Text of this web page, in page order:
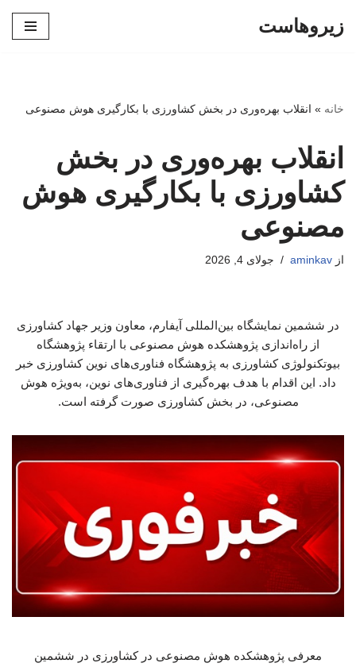
زیروهاست
خانه » انقلاب بهره‌وری در بخش کشاورزی با بکارگیری هوش مصنوعی
انقلاب بهره‌وری در بخش
کشاورزی با بکارگیری هوش
مصنوعی
از aminkav جولای 4, 2026
در ششمین نمایشگاه بین‌المللی آیفارم، معاون وزیر جهاد کشاورزی
از راه‌اندازی پژوهشکده هوش مصنوعی با ارتقاء پژوهشگاه
بیوتکنولوژی کشاورزی به پژوهشگاه فناوری‌های نوین کشاورزی خبر
داد. این اقدام با هدف بهره‌گیری از فناوری‌های نوین، به‌ویژه هوش
مصنوعی، در بخش کشاورزی صورت گرفته است.
معرفی پژوهشکده هوش مصنوعی در کشاورزی در ششمین